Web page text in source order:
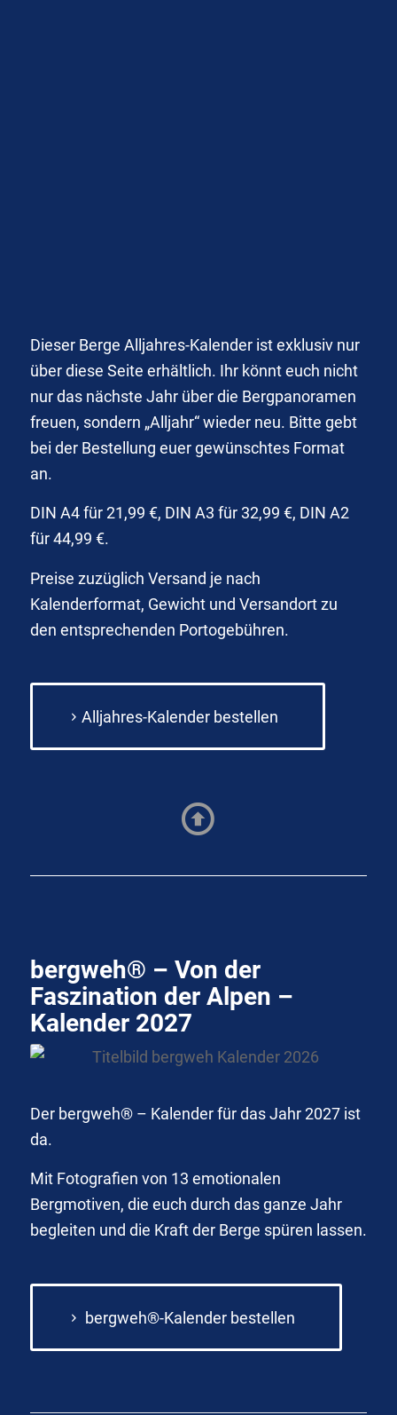
Dieser Berge Alljahres-Kalender ist exklusiv nur
über diese Seite erhältlich. Ihr könnt euch nicht
nur das nächste Jahr über die Bergpanoramen
freuen, sondern „Alljahr“ wieder neu. Bitte gebt
bei der Bestellung euer gewünschtes Format
an.
DIN A4 für 21,99 €, DIN A3 für 32,99 €, DIN A2
für 44,99 €.
Preise zuzüglich Versand je nach
Kalenderformat, Gewicht und Versandort zu
den entsprechenden Portogebühren.
Alljahres-Kalender bestellen
bergweh® – Von der
Faszination der Alpen –
Kalender 2027
Der bergweh® – Kalender für das Jahr 2027 ist
da.
Mit Fotografien von 13 emotionalen
Bergmotiven, die euch durch das ganze Jahr
begleiten und die Kraft der Berge spüren lassen.
bergweh®-Kalender bestellen